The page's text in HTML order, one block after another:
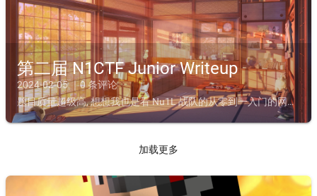
第二届 N1CTF Junior Writeup
2024-02-05 ｜0 条评论
题目质量超级高, 想想我也是看 Nu1L 战队的从零到一入门的网址: https://ctf.junior.nu1l.com/#/challengesID: KengwangRanking: 1...
加载更多